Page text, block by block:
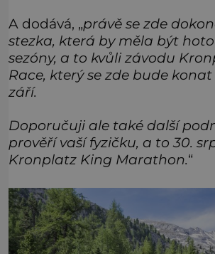
A dodává, „právě se zde
stezka, která by měla být
sezóny, a to kvůli závodu
Race, který se zde bude konat
září.
Doporučuji ale také další
prověří vaší fyzičku, a to 30.
Kronplatz King Marathon.“